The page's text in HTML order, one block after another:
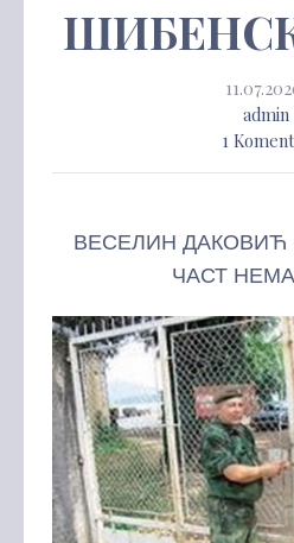
admin
1
ВЕСЕЛИН ДАКОВИЋ
ЧАСТ